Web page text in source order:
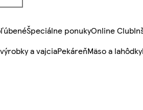
Špeciálne ponukyOnline Club
a vajciaPekáreňMäso a lahôdky